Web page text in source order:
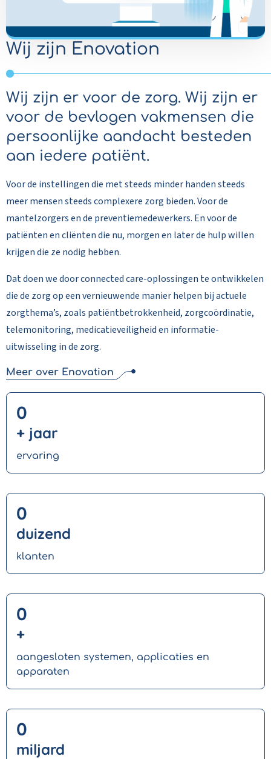
Wij zijn Enovation
Wij zijn er voor de zorg. Wij zijn er
voor de bevlogen vakmensen die
persoonlijke aandacht besteden
aan iedere patiënt.
Voor de instellingen die met steeds minder handen steeds
meer mensen steeds complexere zorg bieden. Voor de
mantelzorgers en de preventiemedewerkers. En voor de
patiënten en cliënten die nu, morgen en later de hulp willen
krijgen die ze nodig hebben.
Dat doen we door connected care-oplossingen te ontwikkelen
die de zorg op een vernieuwende manier helpen bij actuele
zorgthema’s, zoals patiëntbetrokkenheid, zorgcoördinatie,
telemonitoring, medicatieveiligheid en informatie-
uitwisseling in de zorg.
Meer over Enovation
0
+ jaar
ervaring
0
duizend
klanten
0
+
aangesloten systemen, applicaties en
apparaten
0
miljard